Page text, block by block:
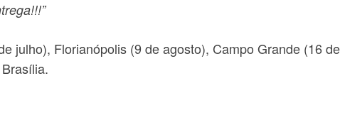
julho), Florianópolis (9 de agosto), Campo Grande (16